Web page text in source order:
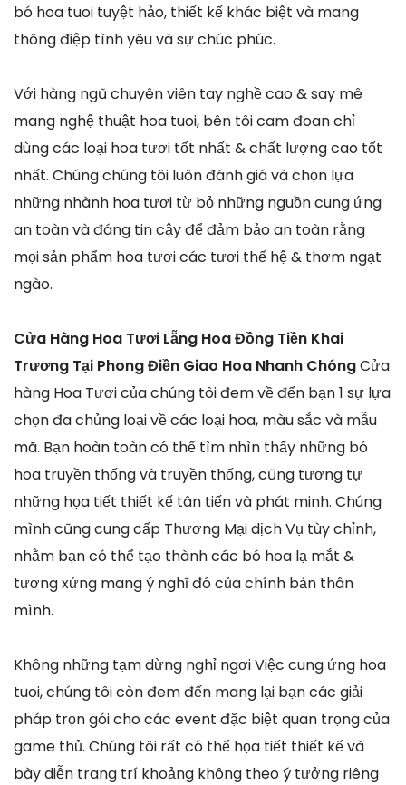
bó hoa tuoi tuyệt hảo, thiết kế khác biệt và mang
thông điệp tình yêu và sự chúc phúc.
Với hàng ngũ chuyên viên tay nghề cao & say mê
mang nghệ thuật hoa tuoi, bên tôi cam đoan chỉ
dùng các loại hoa tươi tốt nhất & chất lượng cao tốt
nhất. Chúng chúng tôi luôn đánh giá và chọn lựa
những nhành hoa tươi từ bỏ những nguồn cung ứng
an toàn và đáng tin cậy để đảm bảo an toàn rằng
mọi sản phẩm hoa tươi các tươi thế hệ & thơm ngạt
ngào.
Cửa Hàng Hoa Tươi Lẵng Hoa Đồng Tiền Khai
Trương Tại Phong Điền Giao Hoa Nhanh ChóngCửa
hàng Hoa Tươi của chúng tôi đem về đến bạn 1 sự lựa
chọn đa chủng loại về các loại hoa, màu sắc và mẫu
mã. Bạn hoàn toàn có thể tìm nhìn thấy những bó
hoa truyền thống và truyền thống, cũng tương tự
những họa tiết thiết kế tân tiến và phát minh. Chúng
mình cũng cung cấp Thương Mại dịch Vụ tùy chỉnh,
nhằm bạn có thể tạo thành các bó hoa lạ mắt &
tương xứng mang ý nghĩ đó của chính bản thân
mình.
Không những tạm dừng nghỉ ngơi Việc cung ứng hoa
tuoi, chúng tôi còn đem đến mang lại bạn các giải
pháp trọn gói cho các event đặc biệt quan trọng của
game thủ. Chúng tôi rất có thể họa tiết thiết kế và
bày diễn trang trí khoảng không theo ý tưởng riêng